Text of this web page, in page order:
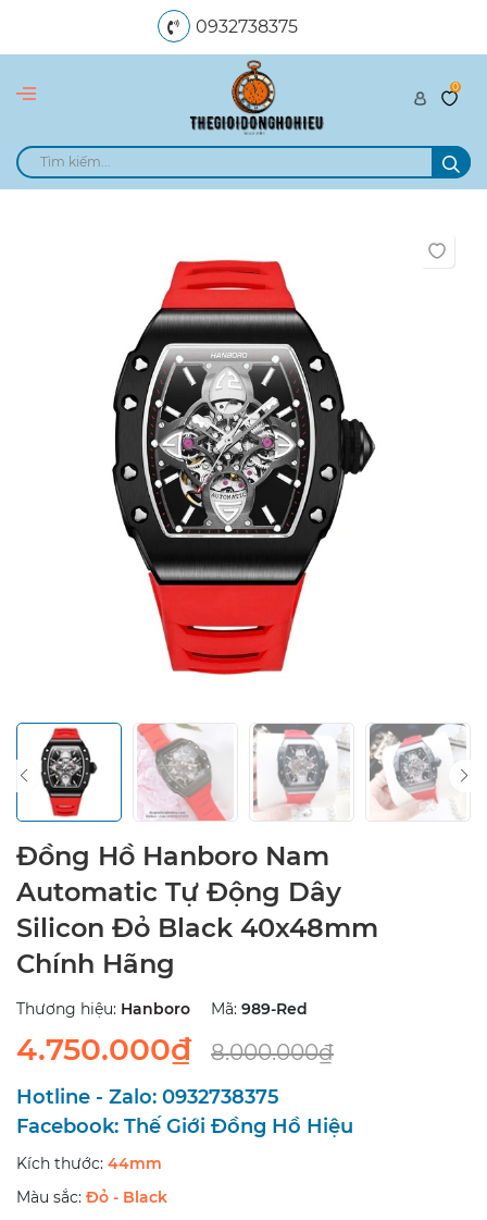
0932738375
dangngocle89@gmail.com
0
Đồng Hồ Hanboro Nam
Automatic Tự Động Dây
Silicon Đỏ Black 40x48mm
Chính Hãng
Thương hiệu: Hanboro Mã: 989-Red
4.750.000₫ 8.000.000₫
Hotline - Zalo: 0932738375
Facebook: Thế Giới Đồng Hồ Hiệu
Kích thước: 44mm
Màu sắc: Đỏ - Black